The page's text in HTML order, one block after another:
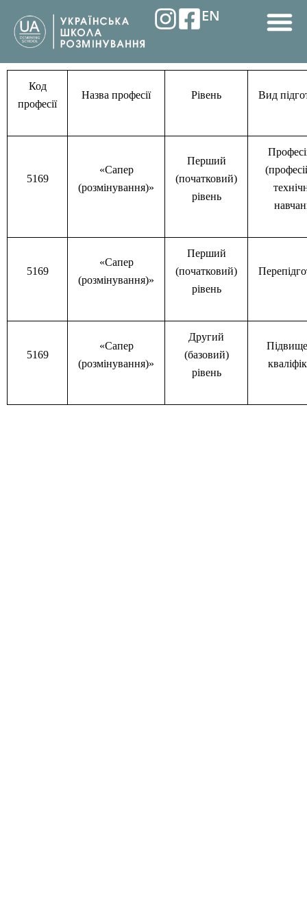
вмісту
EN
Код
професії
Назва професії Рівень Вид
5169
«Сапер
(розмінування)»
Перший
(початковий)
рівень
5169
«Сапер
(розмінування)»
Перший
(початковий)
рівень
5169
«Сапер
(розмінування)»
Другий
(базовий)
рівень